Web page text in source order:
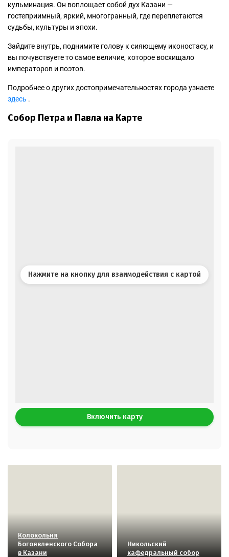
кульминация. Он воплощает собой дух Казани —
гостеприимный, яркий, многогранный, где переплетаются
судьбы, культуры и эпохи.
Зайдите внутрь, поднимите голову к сияющему иконостасу, и
вы почувствуете то самое величие, которое восхищало
императоров и поэтов.
Подробнее о других достопримечательностях города узнаете
здесь .
Собор Петра и Павла на Карте
Нажмите на кнопку для взаимодействия с картой
Включить карту
Колокольня
Богоявленского Собора
в Казани
Никольский
кафедральный собор